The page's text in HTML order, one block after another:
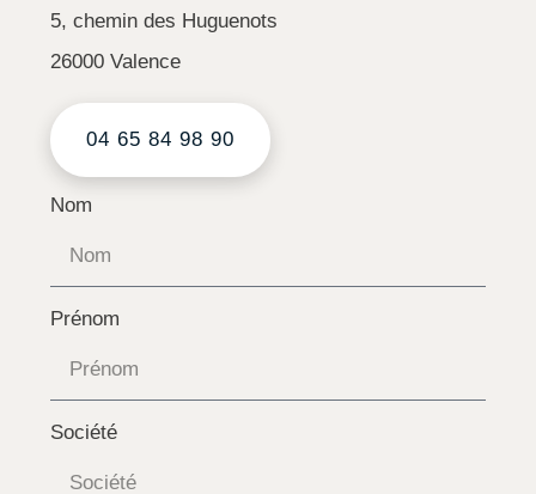
5, chemin des Huguenots
26000 Valence
04 65 84 98 90
Nom
Prénom
Société